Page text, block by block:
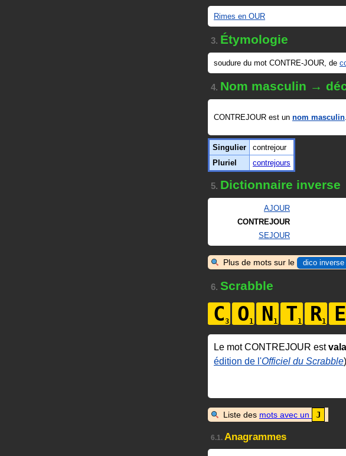
Rimes en OUR
3. Étymologie
soudure du mot CONTRE-JOUR, de
4. Nom masculin →
CONTREJOUR est un nom masculin.
Singulier
contrejour
Pluriel
contrejours
5. Dictionnaire inverse
AJOUR
CONTREJOUR
SEJOUR
Plus de mots sur le dico inverse
6. Scrabble
C O N T R E
Le mot CONTREJOUR est
édition de l'Officiel du Scrabble
Liste des mots avec un J
6.1. Anagrammes